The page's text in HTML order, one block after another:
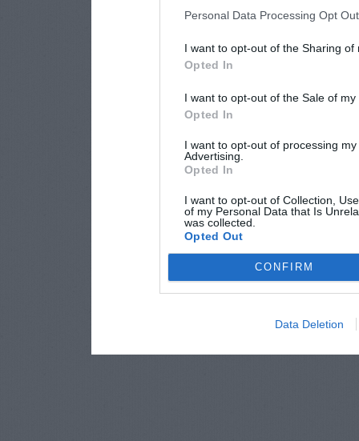
Personal Data Processing Opt
I want to opt-out of the Sharing of
Opted In
I want to opt-out of the Sale of
Opted In
I want to opt-out of processing
Advertising.
Opted In
I want to opt-out of Collection,
of my Personal Data that Is
was collected.
Opted Out
CONFIRM
Data Deletion